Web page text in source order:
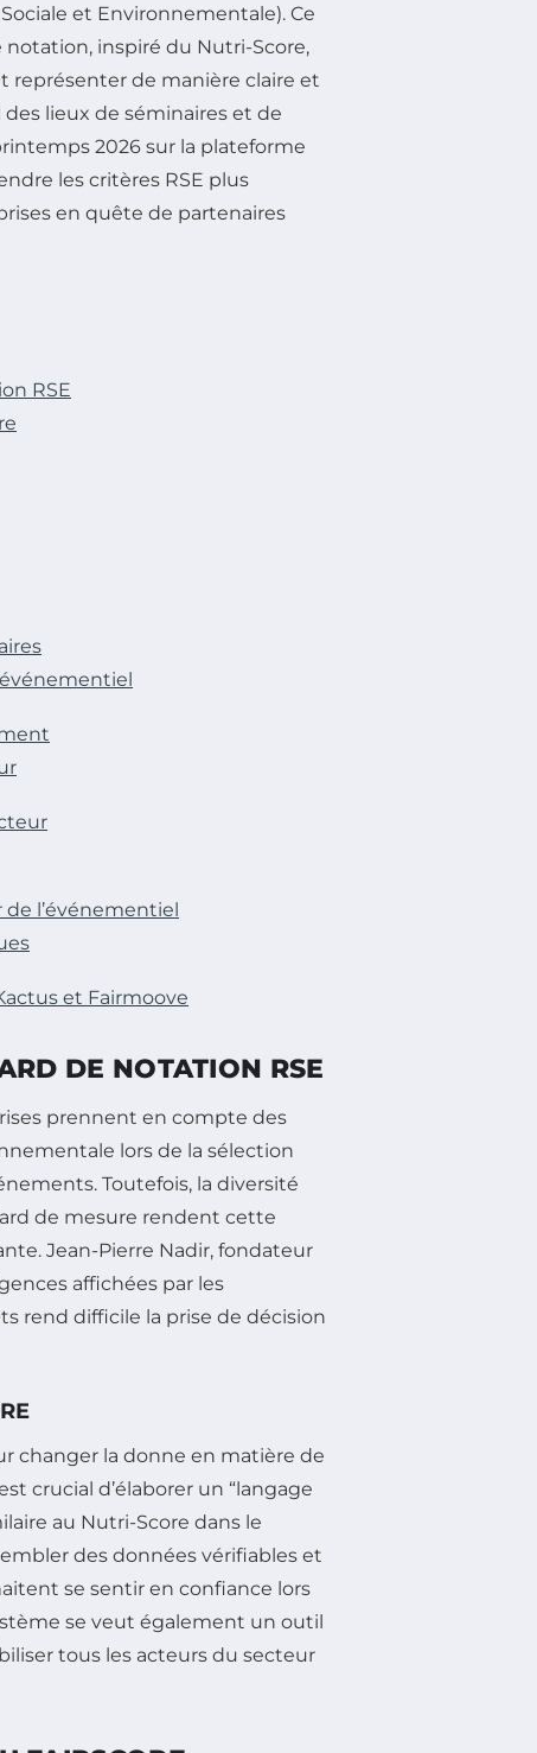
et Environnementale). Ce
inspiré du Nutri-Score,
représenter de manière claire et
lieux de séminaires et de
2026 sur la plateforme
les critères RSE plus
en quête de partenaires
RSE
l’événementiel
et Fairmoove
DE NOTATION RSE
prennent en compte des
lors de la sélection
Toutefois, la diversité
de mesure rendent cette
Jean-Pierre Nadir, fondateur
affichées par les
rend difficile la prise de décision
changer la donne en matière de
crucial d’élaborer un “langage
au Nutri-Score dans le
des données vérifiables et
se sentir en confiance lors
se veut également un outil
tous les acteurs du secteur